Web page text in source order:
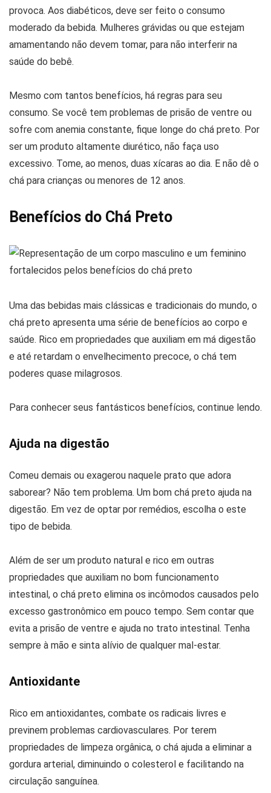
provoca. Aos diabéticos, deve ser feito o consumo
moderado da bebida. Mulheres grávidas ou que estejam
amamentando não devem tomar, para não interferir na
saúde do bebê.
Mesmo com tantos benefícios, há regras para seu
consumo. Se você tem problemas de prisão de ventre ou
sofre com anemia constante, fique longe do chá preto. Por
ser um produto altamente diurético, não faça uso
excessivo. Tome, ao menos, duas xícaras ao dia. E não dê o
chá para crianças ou menores de 12 anos.
Benefícios do Chá Preto
Uma das bebidas mais clássicas e tradicionais do mundo, o
chá preto apresenta uma série de benefícios ao corpo e
saúde. Rico em propriedades que auxiliam em má digestão
e até retardam o envelhecimento precoce, o chá tem
poderes quase milagrosos.
Para conhecer seus fantásticos benefícios, continue lendo.
Ajuda na digestão
Comeu demais ou exagerou naquele prato que adora
saborear? Não tem problema. Um bom chá preto ajuda na
digestão. Em vez de optar por remédios, escolha o este
tipo de bebida.
Além de ser um produto natural e rico em outras
propriedades que auxiliam no bom funcionamento
intestinal, o chá preto elimina os incômodos causados pelo
excesso gastronômico em pouco tempo. Sem contar que
evita a prisão de ventre e ajuda no trato intestinal. Tenha
sempre à mão e sinta alívio de qualquer mal-estar.
Antioxidante
Rico em antioxidantes, combate os radicais livres e
previnem problemas cardiovasculares. Por terem
propriedades de limpeza orgânica, o chá ajuda a eliminar a
gordura arterial, diminuindo o colesterol e facilitando na
circulação sanguínea.